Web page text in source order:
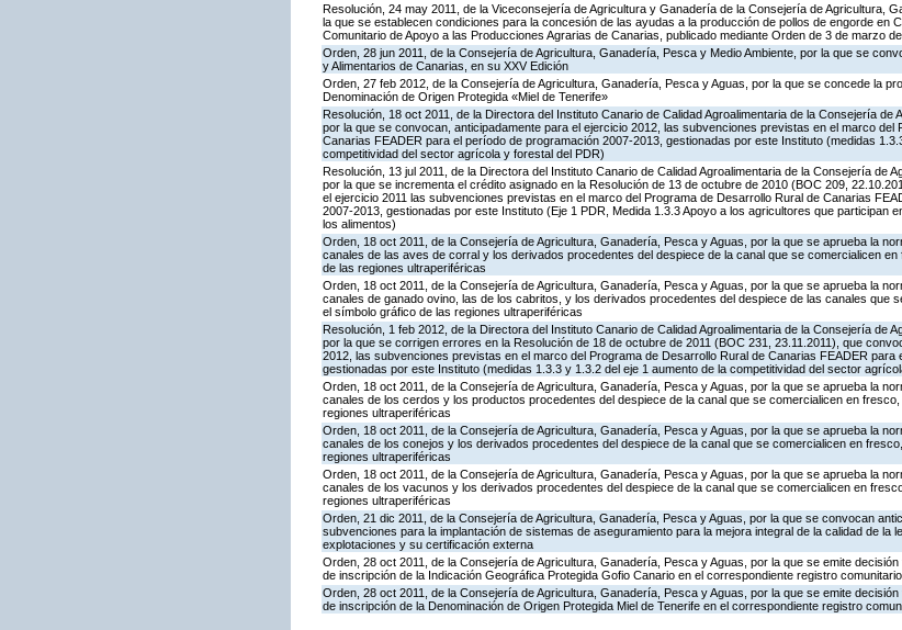
Resolución, 24 may 2011, de la Viceconsejería de Agricultura y Ganadería de la Consejería de Agricultura,
la que se establecen condiciones para la concesión de las ayudas a la producción de pollos de engorde en
Comunitario de Apoyo a las Producciones Agrarias de Canarias, publicado mediante Orden de 3 de marzo
Orden, 28 jun 2011, de la Consejería de Agricultura, Ganadería, Pesca y Medio Ambiente, por la que se
y Alimentarios de Canarias, en su XXV Edición
Orden, 27 feb 2012, de la Consejería de Agricultura, Ganadería, Pesca y Aguas, por la que se concede la
Denominación de Origen Protegida «Miel de Tenerife»
Resolución, 18 oct 2011, de la Directora del Instituto Canario de Calidad Agroalimentaria de la Consejería de
por la que se convocan, anticipadamente para el ejercicio 2012, las subvenciones previstas en el marco del
Canarias FEADER para el período de programación 2007-2013, gestionadas por este Instituto (medidas
competitividad del sector agrícola y forestal del PDR)
Resolución, 13 jul 2011, de la Directora del Instituto Canario de Calidad Agroalimentaria de la Consejería de
por la que se incrementa el crédito asignado en la Resolución de 13 de octubre de 2010 (BOC 209,
el ejercicio 2011 las subvenciones previstas en el marco del Programa de Desarrollo Rural de Canarias
2007-2013, gestionadas por este Instituto (Eje 1 PDR, Medida 1.3.3 Apoyo a los agricultores que participan
los alimentos)
Orden, 18 oct 2011, de la Consejería de Agricultura, Ganadería, Pesca y Aguas, por la que se aprueba la
canales de las aves de corral y los derivados procedentes del despiece de la canal que se comercialicen
de las regiones ultraperiféricas
Orden, 18 oct 2011, de la Consejería de Agricultura, Ganadería, Pesca y Aguas, por la que se aprueba la
canales de ganado ovino, las de los cabritos, y los derivados procedentes del despiece de las canales que
el símbolo gráfico de las regiones ultraperiféricas
Resolución, 1 feb 2012, de la Directora del Instituto Canario de Calidad Agroalimentaria de la Consejería de
por la que se corrigen errores en la Resolución de 18 de octubre de 2011 (BOC 231, 23.11.2011), que
2012, las subvenciones previstas en el marco del Programa de Desarrollo Rural de Canarias FEADER para
gestionadas por este Instituto (medidas 1.3.3 y 1.3.2 del eje 1 aumento de la competitividad del sector
Orden, 18 oct 2011, de la Consejería de Agricultura, Ganadería, Pesca y Aguas, por la que se aprueba la
canales de los cerdos y los productos procedentes del despiece de la canal que se comercialicen en
regiones ultraperiféricas
Orden, 18 oct 2011, de la Consejería de Agricultura, Ganadería, Pesca y Aguas, por la que se aprueba la
canales de los conejos y los derivados procedentes del despiece de la canal que se comercialicen en
regiones ultraperiféricas
Orden, 18 oct 2011, de la Consejería de Agricultura, Ganadería, Pesca y Aguas, por la que se aprueba la
canales de los vacunos y los derivados procedentes del despiece de la canal que se comercialicen en
regiones ultraperiféricas
Orden, 21 dic 2011, de la Consejería de Agricultura, Ganadería, Pesca y Aguas, por la que se convocan
subvenciones para la implantación de sistemas de aseguramiento para la mejora integral de la calidad de la
explotaciones y su certificación externa
Orden, 28 oct 2011, de la Consejería de Agricultura, Ganadería, Pesca y Aguas, por la que se emite
de inscripción de la Indicación Geográfica Protegida Gofio Canario en el correspondiente registro comunitario
Orden, 28 oct 2011, de la Consejería de Agricultura, Ganadería, Pesca y Aguas, por la que se emite
de inscripción de la Denominación de Origen Protegida Miel de Tenerife en el correspondiente registro